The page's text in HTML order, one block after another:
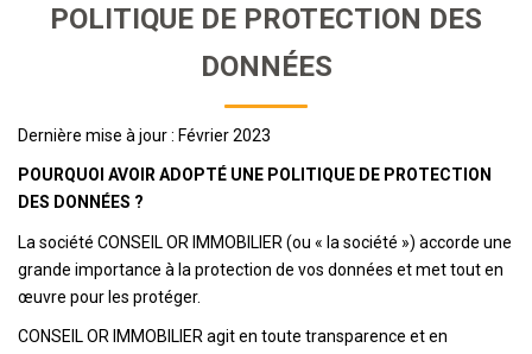
VENTES
LOCATIONS
ESTIMATION
NOTRE AGENCE
POLITIQUE DE PROTECTION DES
DONNÉES
Dernière mise à jour : Février 2023
POURQUOI AVOIR ADOPTÉ UNE POLITIQUE DE PROTECTION
DES DONNÉES ?
La société CONSEIL OR IMMOBILIER (ou « la société ») accorde une
grande importance à la protection de vos données et met tout en
œuvre pour les protéger.
CONSEIL OR IMMOBILIER agit en toute transparence et en